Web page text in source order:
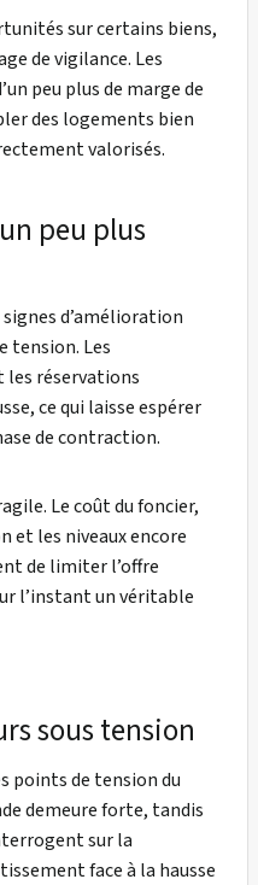
sur certains biens,
de vigilance. Les
peu plus de marge de
des logements bien
valorisés.
peu plus
d’amélioration
tension. Les
réservations
ce qui laisse espérer
de contraction.
Le coût du foncier,
et les niveaux encore
de limiter l’offre
l’instant un véritable
sous tension
points de tension du
demeure forte, tandis
sur la
face à la hausse